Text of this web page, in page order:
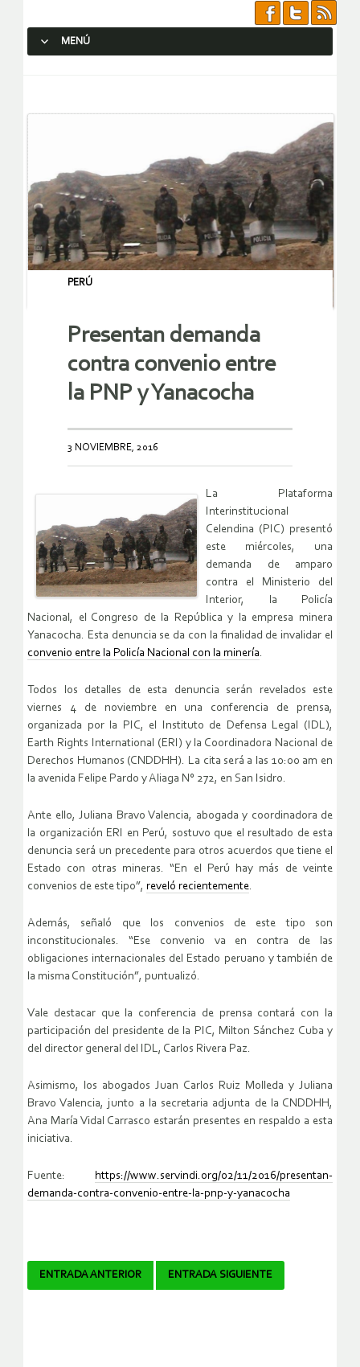
MENÚ
PERÚ
Presentan demanda
contra convenio entre
la PNP y Yanacocha
3 NOVIEMBRE, 2016
La Plataforma
Interinstitucional
Celendina (PIC) presentó
este miércoles, una
demanda de amparo
contra el Ministerio del
Interior, la Policía
Nacional, el Congreso de la República y la empresa minera
Yanacocha. Esta denuncia se da con la finalidad de invalidar el
convenio entre la Policía Nacional con la minería.
Todos los detalles de esta denuncia serán revelados este
viernes 4 de noviembre en una conferencia de prensa,
organizada por la PIC, el Instituto de Defensa Legal (IDL),
Earth Rights International (ERI) y la Coordinadora Nacional de
Derechos Humanos (CNDDHH). La cita será a las 10:00 am en
la avenida Felipe Pardo y Aliaga N° 272, en San Isidro.
Ante ello, Juliana Bravo Valencia, abogada y coordinadora de
la organización ERI en Perú, sostuvo que el resultado de esta
denuncia será un precedente para otros acuerdos que tiene el
Estado con otras mineras. “En el Perú hay más de veinte
convenios de este tipo”, reveló recientemente.
Además, señaló que los convenios de este tipo son
inconstitucionales. “Ese convenio va en contra de las
obligaciones internacionales del Estado peruano y también de
la misma Constitución”, puntualizó.
Vale destacar que la conferencia de prensa contará con la
participación del presidente de la PIC, Milton Sánchez Cuba y
del director general del IDL, Carlos Rivera Paz.
Asimismo, los abogados Juan Carlos Ruiz Molleda y Juliana
Bravo Valencia, junto a la secretaria adjunta de la CNDDHH,
Ana María Vidal Carrasco estarán presentes en respaldo a esta
iniciativa.
Fuente:
https://www.servindi.org/02/11/2016/presentan-
demanda-contra-convenio-entre-la-pnp-y-yanacocha
Navegador
ENTRADA ANTERIOR ENTRADA SIGUIENTE